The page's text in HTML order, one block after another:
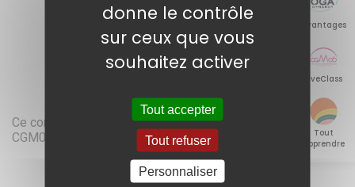
Avantages
LiveClass
Tout
apprendre
DERNIERS REPLAYS
Ce contenu est accessible seulement aux adhérents
CGM06.
Adhérer
donne le contrôle
sur ceux que vous
souhaitez activer
Tout accepter
Tout refuser
Personnaliser